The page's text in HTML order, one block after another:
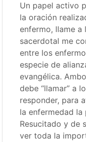
Un papel activo
la oración
enfermo, llame a
sacerdotal me
entre los
especie de
evangélica.
debe “llamar” a
responder, para
la enfermedad la
Resucitado y de
ver toda la